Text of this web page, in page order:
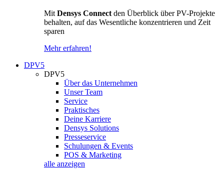
Mit Densys Connect den Überblick über PV-Projekte
behalten, auf das Wesentliche konzentrieren und Zeit
sparen
Mehr erfahren!
DPV5
DPV5
Über das Unternehmen
Unser Team
Service
Praktisches
Deine Karriere
Densys Solutions
Presseservice
Schulungen & Events
POS & Marketing
alle anzeigen